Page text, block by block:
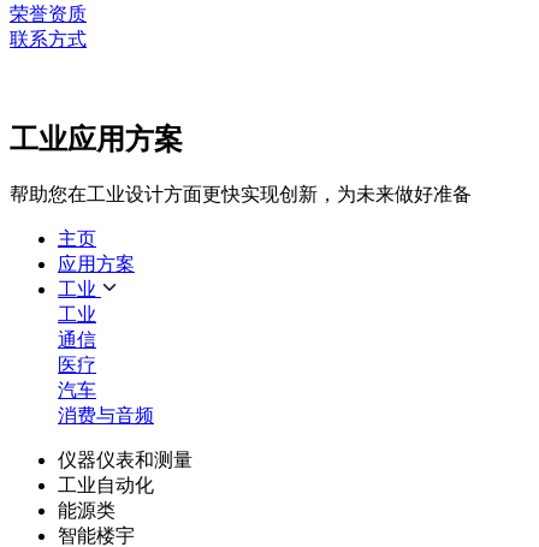
荣誉资质
联系方式
工业应用方案
帮助您在工业设计方面更快实现创新，为未来做好准备
主页
应用方案
工业
工业
通信
医疗
汽车
消费与音频
仪器仪表和测量
工业自动化
能源类
智能楼宇